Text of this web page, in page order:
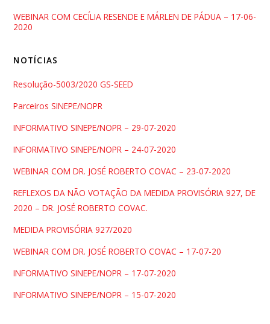
WEBINAR COM CECÍLIA RESENDE E MÁRLEN DE PÁDUA – 17-06-
2020
NOTÍCIAS
Resolução-5003/2020 GS-SEED
Parceiros SINEPE/NOPR
INFORMATIVO SINEPE/NOPR – 29-07-2020
INFORMATIVO SINEPE/NOPR – 24-07-2020
WEBINAR COM DR. JOSÉ ROBERTO COVAC – 23-07-2020
REFLEXOS DA NÃO VOTAÇÃO DA MEDIDA PROVISÓRIA 927, DE
2020 – DR. JOSÉ ROBERTO COVAC.
MEDIDA PROVISÓRIA 927/2020
WEBINAR COM DR. JOSÉ ROBERTO COVAC – 17-07-20
INFORMATIVO SINEPE/NOPR – 17-07-2020
INFORMATIVO SINEPE/NOPR – 15-07-2020